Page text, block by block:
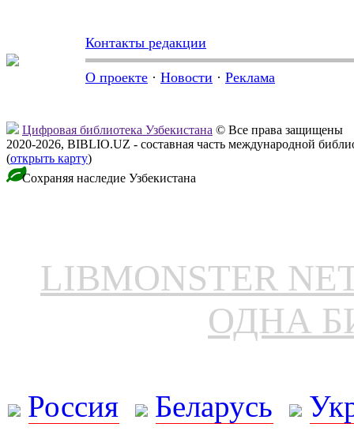
Контакты редакции
О проекте · Новости · Реклама
Цифровая библиотека Узбекистана © Все права защищены
2020-2026, BIBLIO.UZ - составная часть международной
(открыть карту)
Сохраняя наследие Узбекистана
LIBMONSTER
ОДНА
Россия Беларусь